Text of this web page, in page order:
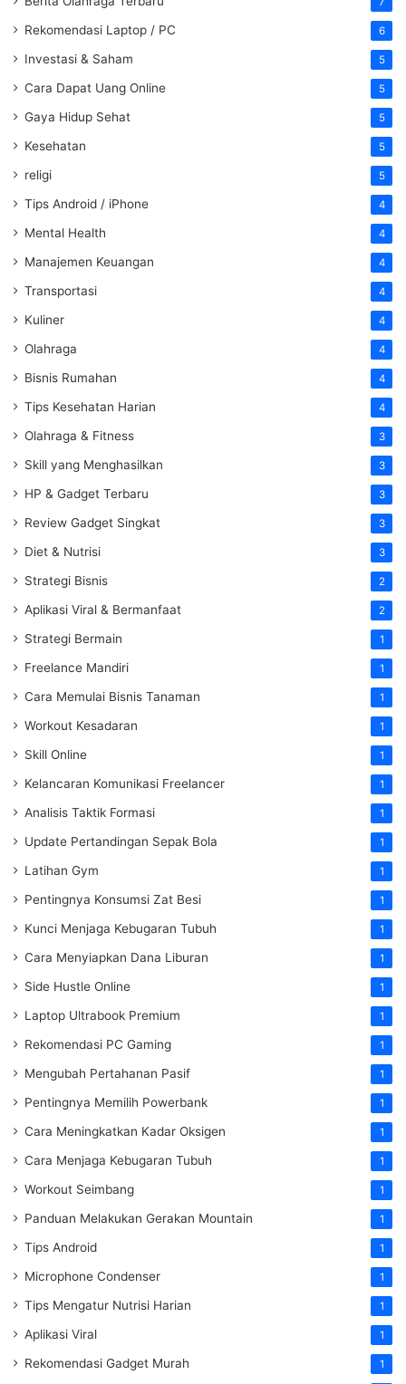
Rekomendasi Laptop / PC 6
Investasi & Saham 5
Cara Dapat Uang Online 5
Gaya Hidup Sehat 5
Kesehatan 5
religi 5
Tips Android / iPhone 4
Mental Health 4
Manajemen Keuangan 4
Transportasi 4
Kuliner 4
Olahraga 4
Bisnis Rumahan 4
Tips Kesehatan Harian 4
Olahraga & Fitness 3
Skill yang Menghasilkan 3
HP & Gadget Terbaru 3
Review Gadget Singkat 3
Diet & Nutrisi 3
Strategi Bisnis 2
Aplikasi Viral & Bermanfaat 2
Strategi Bermain 1
Freelance Mandiri 1
Cara Memulai Bisnis Tanaman 1
Workout Kesadaran 1
Skill Online 1
Kelancaran Komunikasi Freelancer 1
Analisis Taktik Formasi 1
Update Pertandingan Sepak Bola 1
Latihan Gym 1
Pentingnya Konsumsi Zat Besi 1
Kunci Menjaga Kebugaran Tubuh 1
Cara Menyiapkan Dana Liburan 1
Side Hustle Online 1
Laptop Ultrabook Premium 1
Rekomendasi PC Gaming 1
Mengubah Pertahanan Pasif 1
Pentingnya Memilih Powerbank 1
Cara Meningkatkan Kadar Oksigen 1
Cara Menjaga Kebugaran Tubuh 1
Workout Seimbang 1
Panduan Melakukan Gerakan Mountain 1
Tips Android 1
Microphone Condenser 1
Tips Mengatur Nutrisi Harian 1
Aplikasi Viral 1
Rekomendasi Gadget Murah 1